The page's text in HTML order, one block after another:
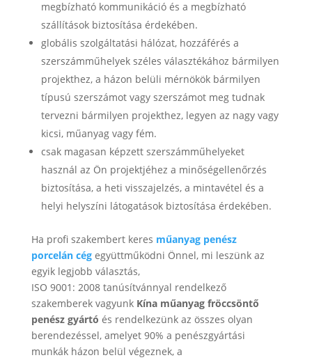
megbízható kommunikáció és a megbízható
szállítások biztosítása érdekében.
globális szolgáltatási hálózat, hozzáférés a
szerszámműhelyek széles választékához bármilyen
projekthez, a házon belüli mérnökök bármilyen
típusú szerszámot vagy szerszámot meg tudnak
tervezni bármilyen projekthez, legyen az nagy vagy
kicsi, műanyag vagy fém.
csak magasan képzett szerszámműhelyeket
használ az Ön projektjéhez a minőségellenőrzés
biztosítása, a heti visszajelzés, a mintavétel és a
helyi helyszíni látogatások biztosítása érdekében.
Ha profi szakembert keres műanyag penész
porcelán cégegyüttműködni Önnel, mi leszünk az
egyik legjobb választás,
ISO 9001: 2008 tanúsítvánnyal rendelkező
szakemberek vagyunk Kína műanyag fröccsöntő
penész gyártó és rendelkezünk az összes olyan
berendezéssel, amelyet 90% a penészgyártási
munkák házon belül végeznek, a